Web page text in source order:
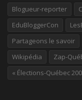
Blogueur-reporter
EduBloggerCon
Partageons le savoir
Wikipédia
Zap-
« Élections-Québec